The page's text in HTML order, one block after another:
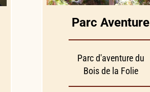
Parc Aventure
Parc d'aventure du
Bois de la Folie